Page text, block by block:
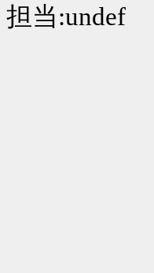
担当:undef